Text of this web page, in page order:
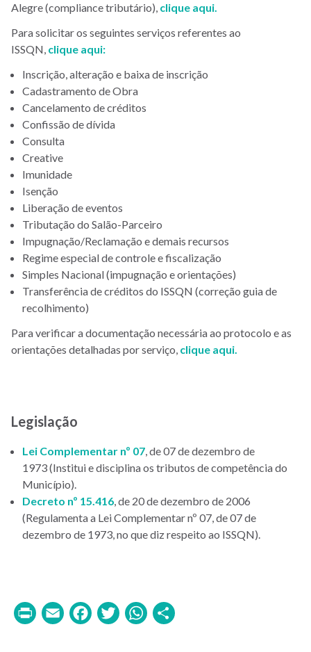
Alegre (compliance tributário), clique aqui.
Para solicitar os seguintes serviços referentes ao
ISSQN, clique aqui:
Inscrição, alteração e baixa de inscrição
Cadastramento de Obra
Cancelamento de créditos
Confissão de dívida
Consulta
Creative
Imunidade
Isenção
Liberação de eventos
Tributação do Salão-Parceiro
Impugnação/Reclamação e demais recursos
Regime especial de controle e fiscalização
Simples Nacional (impugnação e orientações)
Transferência de créditos do ISSQN (correção guia de
recolhimento)
Para verificar a documentação necessária ao protocolo e as
orientações detalhadas por serviço, clique aqui.
Legislação
Lei Complementar nº 07, de 07 de dezembro de
1973 (Institui e disciplina os tributos de competência do
Município).
Decreto nº 15.416, de 20 de dezembro de 2006
(Regulamenta a Lei Complementar nº 07, de 07 de
dezembro de 1973, no que diz respeito ao ISSQN).
PrintEmailFacebook
TwitterWhatsApp